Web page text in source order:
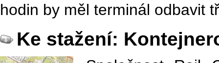
hodin by měl terminál odbavit
Ke stažení: